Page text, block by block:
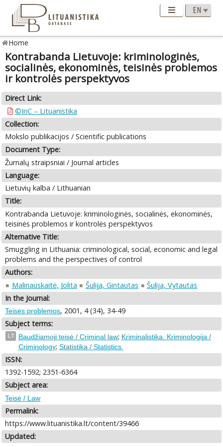
Home
Kontrabanda Lietuvoje: kriminologinės,
socialinės, ekonominės, teisinės problemos
ir kontrolės perspektyvos
Direct Link:
©InC – Lituanistika
Collection:
Mokslo publikacijos / Scientific publications
Document Type:
Žurnalų straipsniai / Journal articles
Language:
Lietuvių kalba / Lithuanian
Title:
Kontrabanda Lietuvoje: kriminologinės, socialinės, ekonominės,
teisinės problemos ir kontrolės perspektyvos
Alternative Title:
Smuggling in Lithuania: criminological, social, economic and legal
problems and the perspectives of control
Authors:
Malinauskaitė, Jolita
Šulija, Gintautas
Šulija, Vytautas
In the Journal:
Teisės problemos, 2001, 4 (34), 34-49
Subject terms:
LT Baudžiamoji teisė / Criminal law; Kriminalistika. Kriminologija /
Criminology; Statistika / Statistics.
ISSN:
1392-1592; 2351-6364
Subject area:
Teisė / Law
Permalink:
https://www.lituanistika.lt/content/39466
Updated: